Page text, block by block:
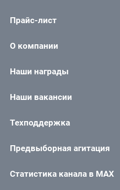
Прайс-лист
О компании
Наши награды
Наши вакансии
Техподдержка
Предвыборная агитация
Статистика канала в MAX